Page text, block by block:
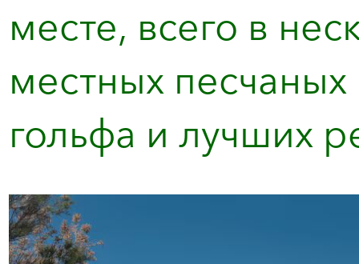
месте, всего в
местных
гольфа и лучших